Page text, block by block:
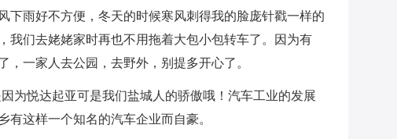
下雨好不方便，冬天的时候寒风刺得我的脸庞针戳一样的
我们去姥姥家时再也不用拖着大包小包转车了。因为有
一家人去公园，去野外，别提多开心了。
为悦达起亚可是我们盐城人的骄傲哦！汽车工业的发展
这样一个知名的汽车企业而自豪。